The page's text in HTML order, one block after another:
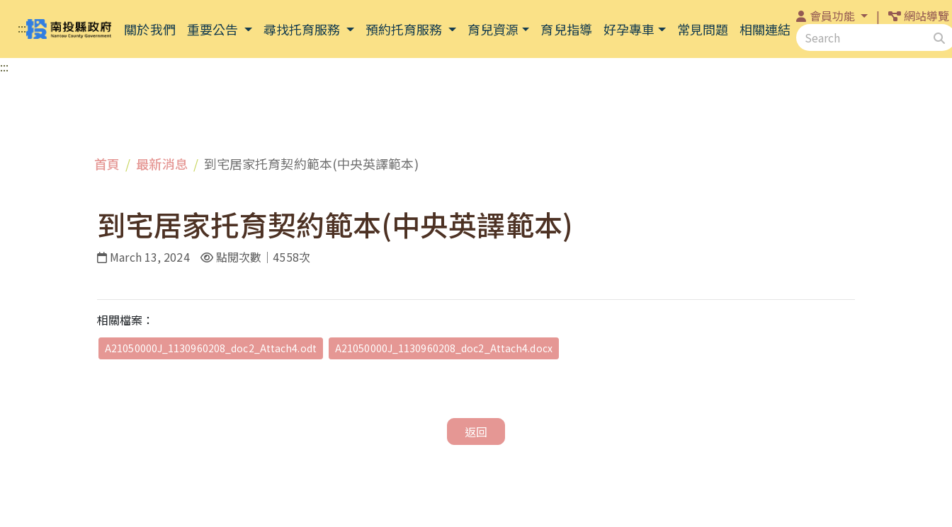
::: 關於我們 重要公告 尋找托育服務 預約托育服務 育兒資源 育兒指導 好孕專車 常見問題 相關連結
會員功能 | 網站導覽
:::
首頁 最新消息 到宅居家托育契約範本(中央英譯範本)
到宅居家托育契約範本(中央英譯範本)
March 13, 2024 點閱次數｜4558次
相關檔案：
A21050000J_1130960208_doc2_Attach4.odt A21050000J_1130960208_doc2_Attach4.docx
返回